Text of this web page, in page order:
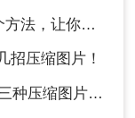
松调整图片大小
招压缩图片！
方法非常实用！